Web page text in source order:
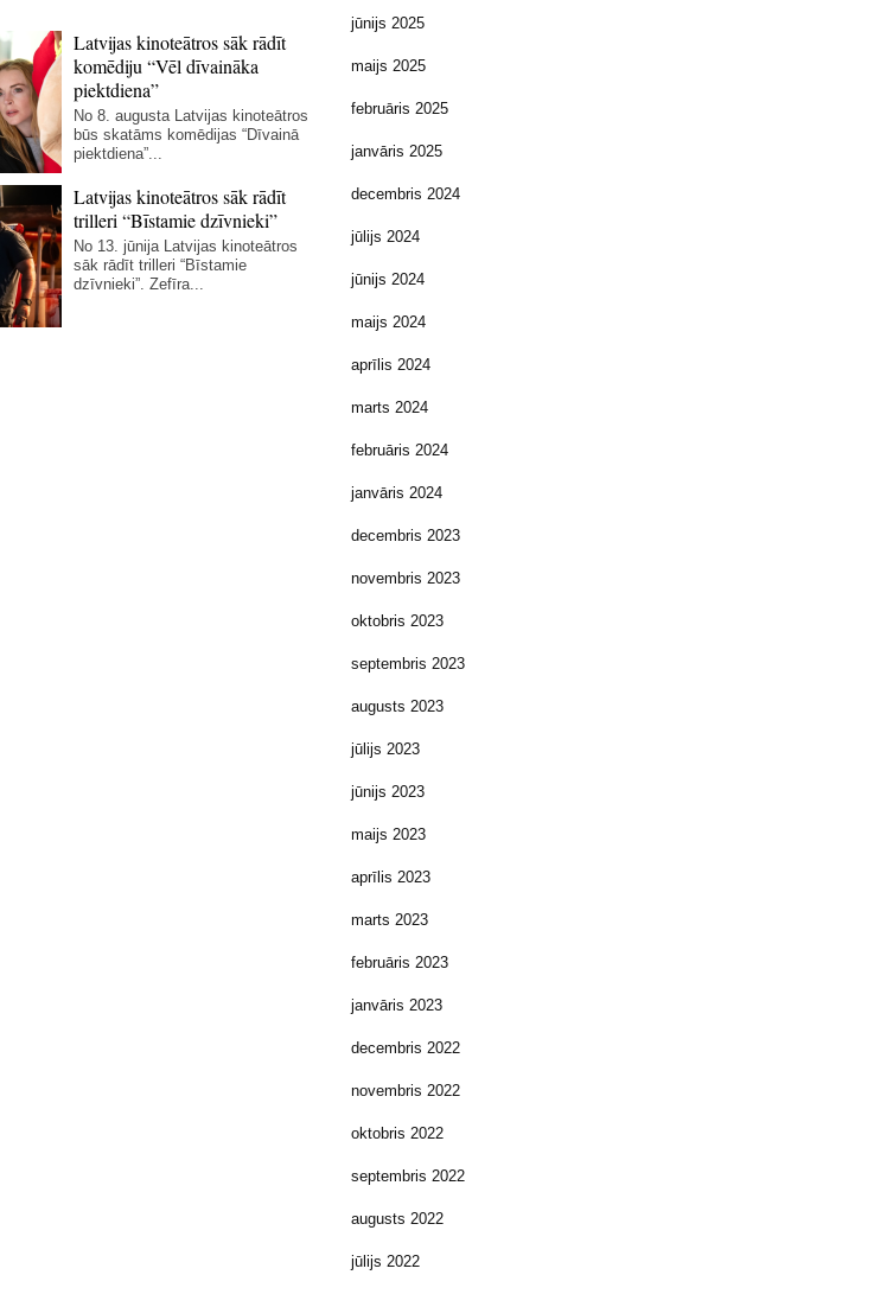
Latvijas kinoteātros sāk rādīt
komēdiju “Vēl dīvaināka
piektdiena”
No 8. augusta Latvijas kinoteātros
būs skatāms komēdijas “Dīvainā
piektdiena”...
Latvijas kinoteātros sāk rādīt
trilleri “Bīstamie dzīvnieki”
No 13. jūnija Latvijas kinoteātros
sāk rādīt trilleri “Bīstamie
dzīvnieki”. Zefīra...
jūnijs 2025
maijs 2025
februāris 2025
janvāris 2025
decembris 2024
jūlijs 2024
jūnijs 2024
maijs 2024
aprīlis 2024
marts 2024
februāris 2024
janvāris 2024
decembris 2023
novembris 2023
oktobris 2023
septembris 2023
augusts 2023
jūlijs 2023
jūnijs 2023
maijs 2023
aprīlis 2023
marts 2023
februāris 2023
janvāris 2023
decembris 2022
novembris 2022
oktobris 2022
septembris 2022
augusts 2022
jūlijs 2022